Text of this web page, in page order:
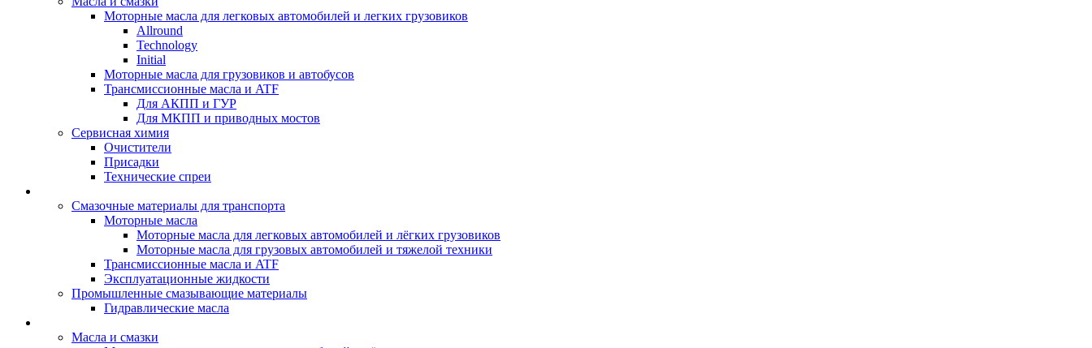
Моторные масла для легковых автомобилей и легких грузовиков
Allround
Technology
Initial
Моторные масла для грузовиков и автобусов
Трансмиссионные масла и ATF
Для АКПП и ГУР
Для МКПП и приводных мостов
Сервисная химия
Очистители
Присадки
Технические спреи
Смазочные материалы для транспорта
Моторные масла
Моторные масла для легковых автомобилей и лёгких грузовиков
Моторные масла для грузовых автомобилей и тяжелой техники
Трансмиссионные масла и ATF
Эксплуатационные жидкости
Промышленные смазывающие материалы
Гидравлические масла
Масла и смазки